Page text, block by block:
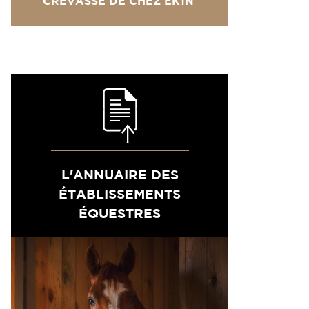
L'ANNUAIRE DES
ÉTABLISSEMENTS
ÉQUESTRES